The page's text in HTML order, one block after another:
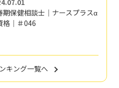
期保健相談士｜ナースプラスα
格｜＃046
キング一覧へ